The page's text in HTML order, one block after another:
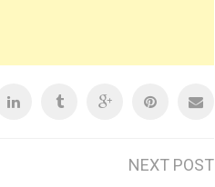
NEXT POST